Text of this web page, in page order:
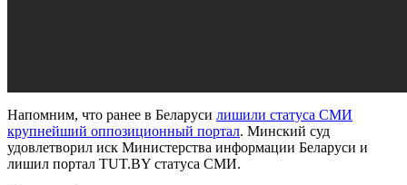
Напомним, что ранее в Беларуси лишили статуса СМИ
крупнейший оппозиционный портал. Минский суд
удовлетворил иск Министерства информации Беларуси и
лишил портал TUT.BY статуса СМИ.